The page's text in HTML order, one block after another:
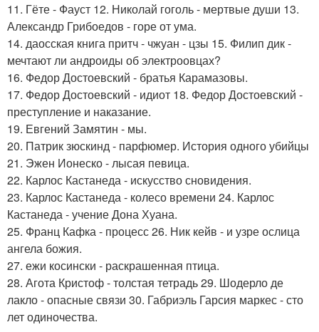
11. Гёте - Фауст 12. Николай гоголь - мертвые души 13.
Александр Грибоедов - горе от ума.
14. даосская книга притч - чжуан - цзы 15. Филип дик -
мечтают ли андроиды об электроовцах?
16. Федор Достоевский - братья Карамазовы.
17. Федор Достоевский - идиот 18. Федор Достоевский -
преступление и наказание.
19. Евгений Замятин - мы.
20. Патрик зюскинд - парфюмер. История одного убийцы
21. Эжен Ионеско - лысая певица.
22. Карлос Кастанеда - искусство сновидения.
23. Карлос Кастанеда - колесо времени 24. Карлос
Кастанеда - учение Дона Хуана.
25. Франц Кафка - процесс 26. Ник кейв - и узре ослица
ангела божия.
27. ежи косински - раскрашенная птица.
28. Агота Кристоф - толстая тетрадь 29. Шодерло де
лакло - опасные связи 30. Габриэль Гарсия маркес - сто
лет одиночества.